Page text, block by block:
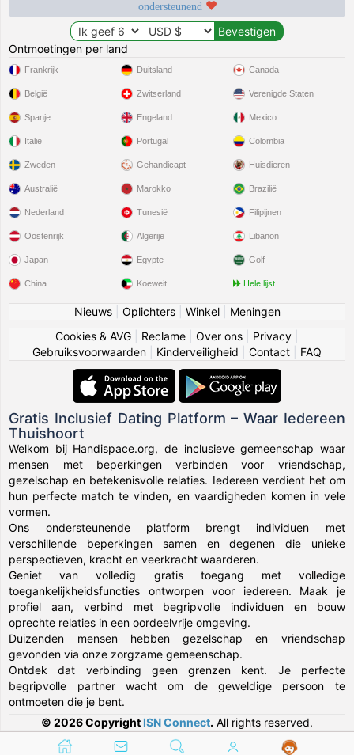
ondersteunend
Ontmoetingen per land
Frankrijk
België
Spanje
Italië
Zweden
Duitsland
Zwitserland
Engeland
Portugal
Gehandicapt
Canada
Verenigde Staten
Mexico
Colombia
Huisdieren
Australië
Nederland
Oostenrijk
Japan
China
Marokko
Tunesië
Algerije
Egypte
Koeweit
Brazilië
Filipijnen
Libanon
Golf
Hele lijst
Nieuws| Oplichters| Winkel| Meningen
Cookies & AVG
Reclame Over ons Privacy
Gebruiksvoorwaarden
Kinderveiligheid Contact FAQ
Gratis Inclusief Dating Platform – Waar Iedereen
Thuishoort
Welkom bij Handispace.org, de inclusieve gemeenschap waar
mensen met beperkingen verbinden voor vriendschap,
gezelschap en betekenisvolle relaties. Iedereen verdient het om
hun perfecte match te vinden, en vaardigheden komen in vele
vormen.
Ons ondersteunende platform brengt individuen met
verschillende beperkingen samen en degenen die unieke
perspectieven, kracht en veerkracht waarderen.
Geniet van volledig gratis toegang met volledige
toegankelijkheidsfuncties ontworpen voor iedereen. Maak je
profiel aan, verbind met begripvolle individuen en bouw
oprechte relaties in een oordeelvrije omgeving.
Duizenden mensen hebben gezelschap en vriendschap
gevonden via onze zorgzame gemeenschap.
Ontdek dat verbinding geen grenzen kent. Je perfecte
begripvolle partner wacht om de geweldige persoon te
ontmoeten die je bent.
© 2026 Copyright ISN Connect. All rights reserved.